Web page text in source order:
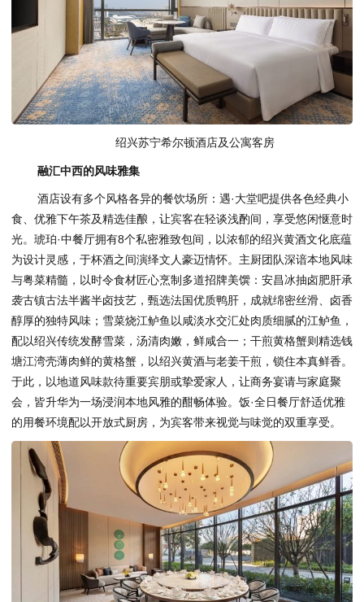
绍兴苏宁希尔顿酒店及公寓客房
融汇中西的风味雅集
酒店设有多个风格各异的餐饮场所：遇·大堂吧提供各色经典小
食、优雅下午茶及精选佳酿，让宾客在轻谈浅酌间，享受悠闲惬意时
光。琥珀·中餐厅拥有8个私密雅致包间，以浓郁的绍兴黄酒文化底蕴
为设计灵感，于杯酒之间演绎文人豪迈情怀。主厨团队深谙本地风味
与粤菜精髓，以时令食材匠心烹制多道招牌美馔：安昌冰抽卤肥肝承
袭古镇古法半酱半卤技艺，甄选法国优质鸭肝，成就绵密丝滑、卤香
醇厚的独特风味；雪菜烧江鲈鱼以咸淡水交汇处肉质细腻的江鲈鱼，
配以绍兴传统发酵雪菜，汤清肉嫩，鲜咸合一；干煎黄格蟹则精选钱
塘江湾壳薄肉鲜的黄格蟹，以绍兴黄酒与老姜干煎，锁住本真鲜香。
于此，以地道风味款待重要宾朋或挚爱家人，让商务宴请与家庭聚
会，皆升华为一场浸润本地风雅的酣畅体验。饭·全日餐厅舒适优雅
的用餐环境配以开放式厨房，为宾客带来视觉与味觉的双重享受。